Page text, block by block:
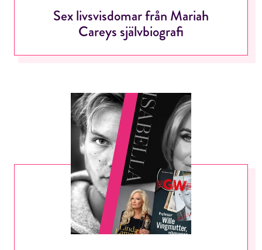
Sex livsvisdomar från Mariah
Careys självbiografi